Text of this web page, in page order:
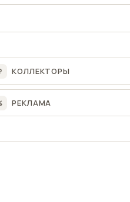
КОЛЛЕКТОРЫ
РЕКЛАМА